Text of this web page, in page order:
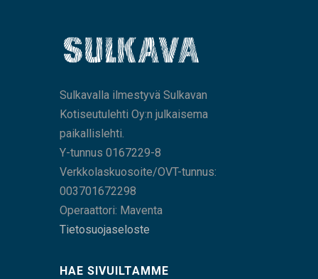
Sulkavalla ilmestyvä Sulkavan
Kotiseutulehti Oy:n julkaisema
paikallislehti.
Y-tunnus 0167229-8
Verkkolaskuosoite/OVT-tunnus:
003701672298
Operaattori: Maventa
Tietosuojaseloste
HAE SIVUILTAMME